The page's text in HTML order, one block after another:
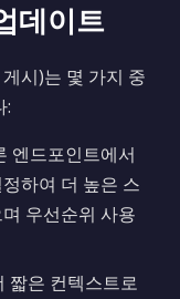
데이트
시)는 몇 가지 중
:
엔드포인트에서
하여 더 높은 스
우선순위 사용
은 컨텍스트로